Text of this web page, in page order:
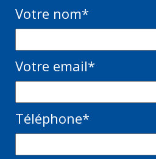
Votre nom*
Votre email*
Téléphone*